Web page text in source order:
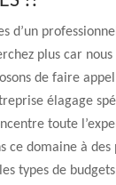
d’un
plus car
de faire
élagage
toute
ce domaine à
types de